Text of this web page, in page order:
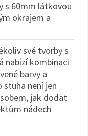
s 60mm látkovou
okrajem a
své tvorby s
nabízí kombinaci
barvy a
není jen
jak dodat
nádech